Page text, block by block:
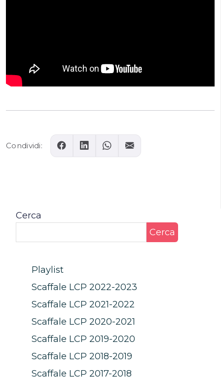
Condividi:
Cerca
Cerca
Playlist
Scaffale LCP 2022-2023
Scaffale LCP 2021-2022
Scaffale LCP 2020-2021
Scaffale LCP 2019-2020
Scaffale LCP 2018-2019
Scaffale LCP 2017-2018